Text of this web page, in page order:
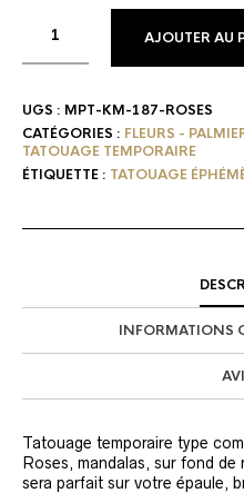
AJOUTER AU
UGS : MPT-KM-187-ROSES
CATÉGORIES : FLEURS -
TATOUAGE TEMPORAIRE
ÉTIQUETTE : TATOUAGE
INFORMATIONS
Tatouage temporaire type
Roses, mandalas, sur fond de
sera parfait sur votre épaule,